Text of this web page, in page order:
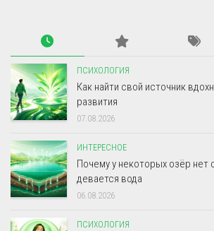
ПСИХОЛОГИЯ
Как найти свой источник
развития
07.08.2026
ИНТЕРЕСНОЕ
Почему у некоторых озёр нет
девается вода
06.08.2026
ПСИХОЛОГИЯ